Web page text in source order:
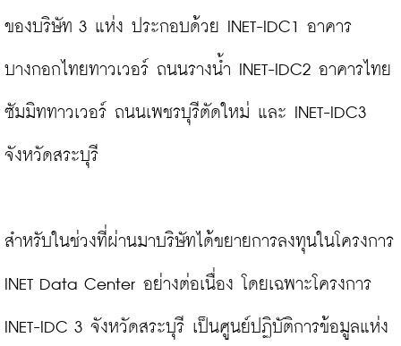
ของบริษัท 3 แห่ง ประกอบด้วย INET-IDC1 อาคาร
บางกอกไทยทาวเวอร์ ถนนรางน้ำ INET-IDC2 อาคารไทย
ซัมมิททาวเวอร์ ถนนเพชรบุรีตัดใหม่ และ INET-IDC3
จังหวัดสระบุรี
สำหรับในช่วงที่ผ่านมาบริษัทได้ขยายการลงทุนในโครงการ
INET Data Center อย่างต่อเนื่อง โดยเฉพาะโครงการ
INET-IDC 3 จังหวัดสระบุรี เป็นศูนย์ปฏิบัติการข้อมูลแห่ง